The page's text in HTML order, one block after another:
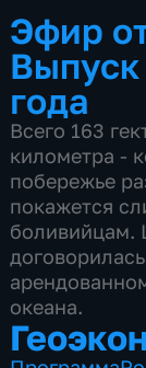
Эфир
Выпуск
года
Всего 163
километра -
побережье
покажется
боливийцам.
океана.